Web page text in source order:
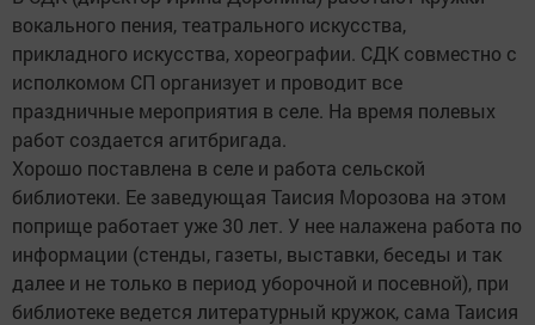
вокального пения, театрального искусства,
прикладного искусства, хореографии. СДК совместно с
исполкомом СП организует и проводит все
праздничные мероприятия в селе. На время полевых
работ создается агитбригада.
Хорошо поставлена в селе и работа сельской
библиотеки. Ее заведующая Таисия Морозова на этом
поприще работает уже 30 лет. У нее налажена работа по
информации (стенды, газеты, выставки, беседы и так
далее и не только в период уборочной и посевной), при
библиотеке ведется литературный кружок, сама Таисия